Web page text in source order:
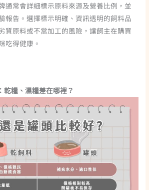
通常會詳細標示原料來源及營養比例，並
報告。選擇標示明確、資訊透明的飼料品
質原料或不當加工的風險，讓飼主在購買
吃得健康。
乾糧、濕糧差在哪裡？